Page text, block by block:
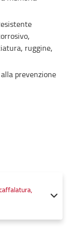
ruggine,
prevenzione